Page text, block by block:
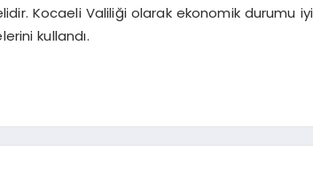
Kocaeli Valiliği olarak ekonomik durumu iyi
kullandı.